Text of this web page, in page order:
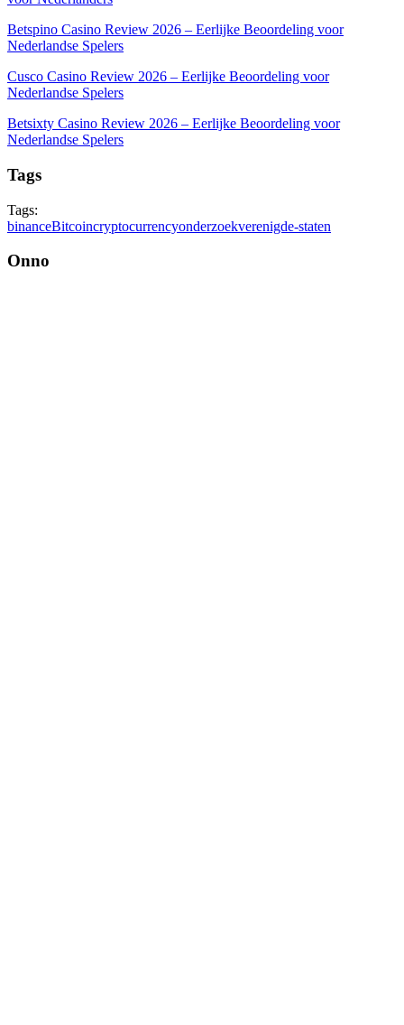
Betspino Casino Review 2026 – Eerlijke Beoordeling voor
Nederlandse Spelers
Cusco Casino Review 2026 – Eerlijke Beoordeling voor
Nederlandse Spelers
Betsixty Casino Review 2026 – Eerlijke Beoordeling voor
Nederlandse Spelers
Tags
Tags:
binanceBitcoincryptocurrencyonderzoekverenigde-staten
Onno